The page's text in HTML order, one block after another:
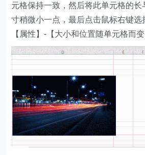
元格保持一致，然后将此单元格的长
寸稍微小一点，最后点击鼠标右键选
【属性】-【大小和位置随单元格而变